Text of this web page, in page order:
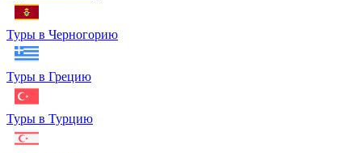
Туры в Черногорию
Туры в Грецию
Туры в Турцию